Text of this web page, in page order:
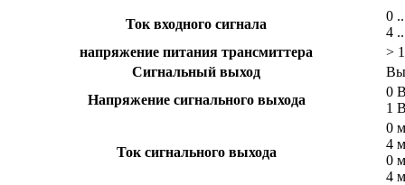
Ток входного сигнала
0
4
напряжение питания трансмиттера
>
Сигнальный выход
Напряжение сигнального выхода
0
1
Ток сигнального выхода
0
4
0
4